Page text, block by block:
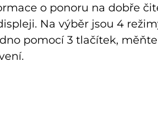
o ponoru na dobře
Na výběr jsou 4
pomocí 3 tlačítek,